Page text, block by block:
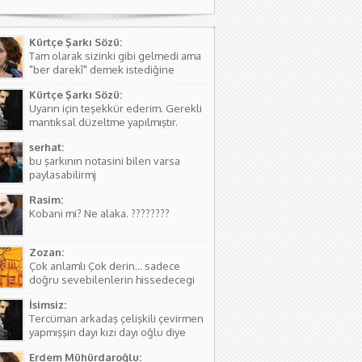
Kürtçe Şarkı Sözü:
Tam olarak sizinki gibi gelmedi ama
"ber darekî" demek istediğine
düzeltmede bulundum. Teşkkürler
Kürtçe Şarkı Sözü:
Uyarın için teşekkür ederim. Gerekli
mantıksal düzeltme yapılmıştır.
serhat:
bu şarkının notasini bilen varsa
paylasabilirmj
Rasim:
Kobani mi? Ne alaka. ????????
Zozan:
Çok anlamlı Çok derin... sadece
doğru sevebilenlerin hissedecegi
İsimsiz:
Tercüman arkadaş çelişkili çevirmen
yapmışşın dayı kızı dayı oğlu diye
Erdem Mühürdaroğlu: